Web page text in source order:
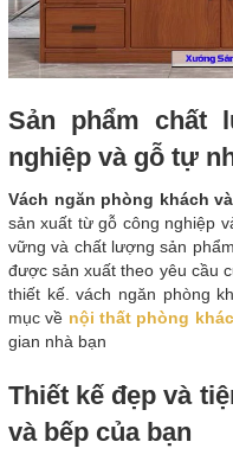
Sản phẩm chất
nghiệp và gỗ tự
Vách ngăn phòng khách
sản xuất từ gỗ công nghiệp
vững và chất lượng sản
được sản xuất theo yêu cầu
thiết kế. vách ngăn phòng
mục về nội thất phòng
gian nhà bạn
Thiết kế đẹp và
và bếp của bạn